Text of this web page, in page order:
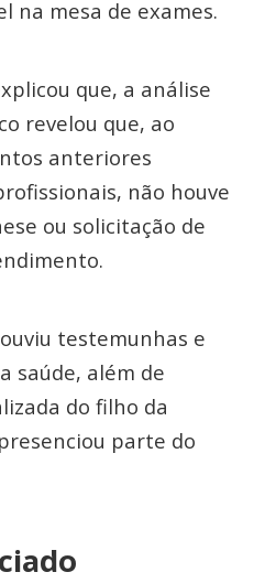
na mesa de exames.
que, a análise
revelou que, ao
anteriores
não houve
ou solicitação de
testemunhas e
saúde, além de
do filho da
parte do